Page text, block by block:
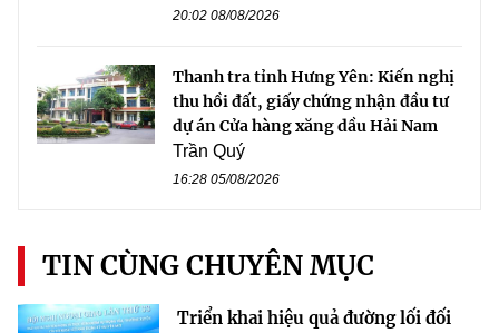
20:02 08/08/2026
Thanh tra tỉnh Hưng Yên: Kiến nghị
thu hồi đất, giấy chứng nhận đầu tư
dự án Cửa hàng xăng dầu Hải Nam
Trần Quý
16:28 05/08/2026
TIN CÙNG CHUYÊN MỤC
Triển khai hiệu quả đường lối đối